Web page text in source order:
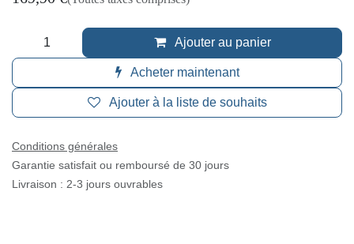
Ajouter au panier
Acheter maintenant
Ajouter à la liste de souhaits
Conditions générales
Garantie satisfait ou remboursé de 30 jours
Livraison : 2-3 jours ouvrables